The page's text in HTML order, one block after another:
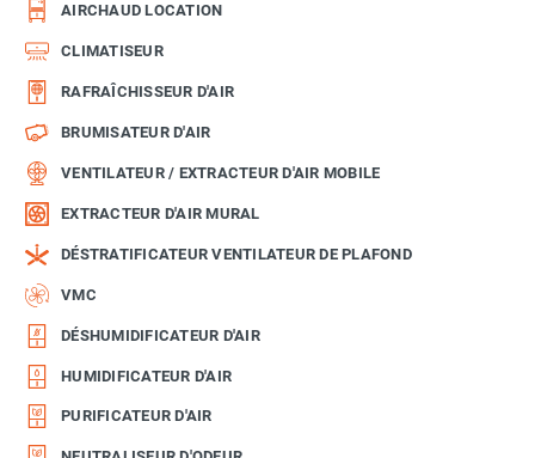
AIRCHAUD LOCATION
CLIMATISEUR
RAFRAÎCHISSEUR D'AIR
BRUMISATEUR D'AIR
VENTILATEUR / EXTRACTEUR D'AIR MOBILE
EXTRACTEUR D'AIR MURAL
DÉSTRATIFICATEUR VENTILATEUR DE PLAFOND
VMC
DÉSHUMIDIFICATEUR D'AIR
HUMIDIFICATEUR D'AIR
PURIFICATEUR D'AIR